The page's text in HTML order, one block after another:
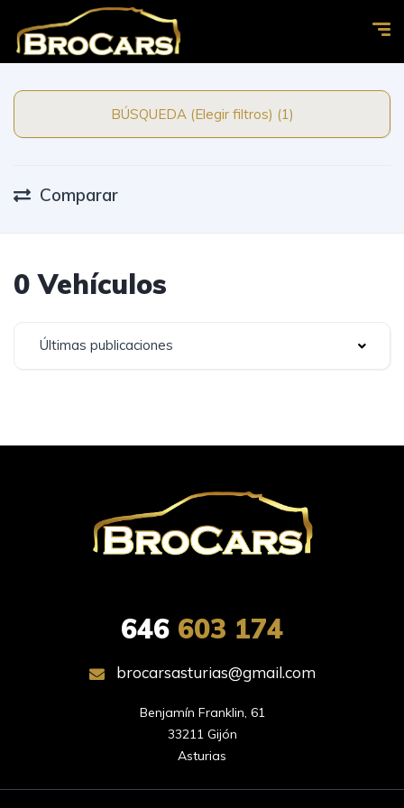
BÚSQUEDA (Elegir filtros) (1)
Comparar
0 Vehículos
Últimas publicaciones
646 603 174
brocarsasturias@gmail.com
Benjamín Franklin, 61
33211 Gijón
Asturias